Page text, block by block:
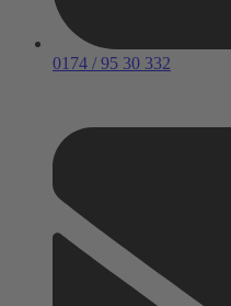
0174 / 95 30 332